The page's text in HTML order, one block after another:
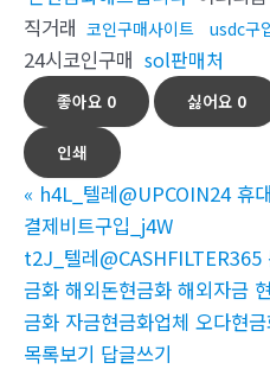
직거래 코인구매사이트 usdc구
24시코인구매 sol판매처
좋아요 0 싫어요 0
인쇄
« h4L_텔레@UPCOIN24 휴
결제비트구입_j4W
t2J_텔레@CASHFILTER365
금화 해외돈현금화 해외자금
금화 자금현금화업체 오다현
목록보기 답글쓰기